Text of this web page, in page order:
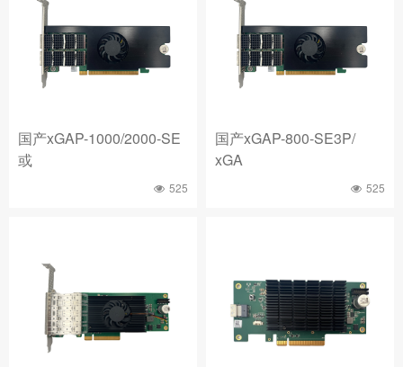
国产xGAP-1000/2000-SE
或
525
国产xGAP-800-SE3P/
xGA
525